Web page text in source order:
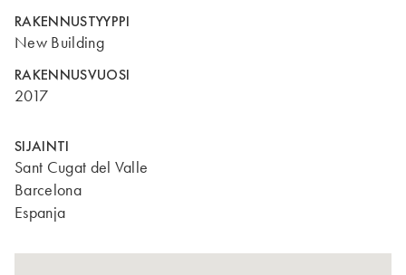
RAKENNUSTYYPPI
New Building
RAKENNUSVUOSI
2017
SIJAINTI
Sant Cugat del Valle
Barcelona
Espanja